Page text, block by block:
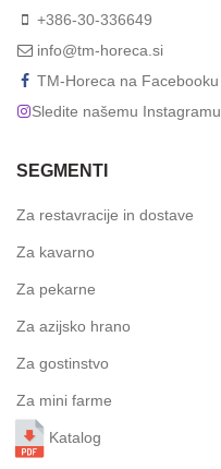
+386-30-336649
info@tm-horeca.si
TM-Horeca na Facebooku
Sledite našemu Instagramu
SEGMENTI
Za restavracije in dostave
Za kavarno
Za pekarne
Za azijsko hrano
Za gostinstvo
Za mini farme
Katalog